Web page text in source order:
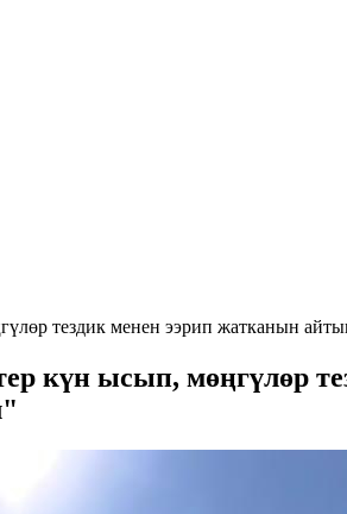
тездик менен ээрип жатканын
күн ысып, мөңгүлөр